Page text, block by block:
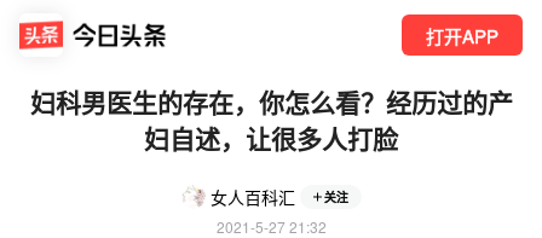
打开APP
妇科男医生的存在，你怎么看？经历过的产
妇自述，让很多人打脸
女人百科汇 关注
2021-5-27 21:32